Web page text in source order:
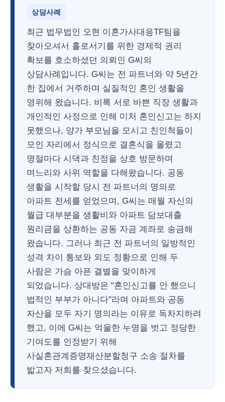
상담사례
최근 법무법인 오현 이혼가사대응TF팀을
찾아오셔서 홀로서기를 위한 경제적 권리
확보를 호소하셨던 의뢰인 G씨의
상담사례입니다. G씨는 전 파트너와 약 5년간
한 집에서 거주하며 실질적인 혼인 생활을
영위해 왔습니다. 비록 서로 바쁜 직장 생활과
개인적인 사정으로 인해 미처 혼인신고는 하지
못했으나, 양가 부모님을 모시고 친인척들이
모인 자리에서 정식으로 결혼식을 올렸고
명절마다 시댁과 친정을 상호 방문하며
며느리와 사위 역할을 다해왔습니다. 공동
생활을 시작할 당시 전 파트너의 명의로
아파트 전세를 얻었으며, G씨는 매월 자신의
월급 대부분을 생활비와 아파트 담보대출
원리금을 상환하는 공동 자금 계좌로 송금해
왔습니다. 그러나 최근 전 파트너의 일방적인
성격 차이 통보와 외도 정황으로 인해 두
사람은 가슴 아픈 결별을 맞이하게
되었습니다. 상대방은 "혼인신고를 안 했으니
법적인 부부가 아니다"라며 아파트와 공동
자산을 모두 자기 명의라는 이유로 독차지하려
했고, 이에 G씨는 억울한 누명을 벗고 정당한
기여도를 인정받기 위해
사실혼관계증명재산분할청구 소송 절차를
밟고자 저희를 찾으셨습니다.